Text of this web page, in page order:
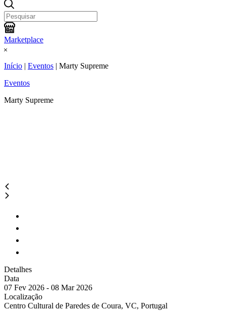
Marketplace
Início | Eventos | Marty Supreme
Eventos
Marty Supreme
Detalhes
Data
07 Fev 2026 - 08 Mar 2026
Localização
Centro Cultural de Paredes de Coura, VC, Portugal